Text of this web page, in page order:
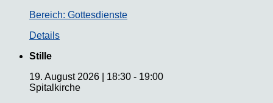
Bereich: Gottesdienste
Details
Stille
19. August 2026
18:30 - 19:00
Spitalkirche